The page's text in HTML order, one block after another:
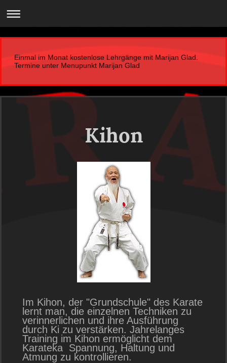
Einmal im Monat kostenlose Lehrgänge mit Marijan Glad.
Termine unter Menupunkt Marijan Glad
Kihon
Im Kihon, der "Grundschule" des Karate
lernt man, die einzelnen Techniken zu
verinnerlichen und ihre Ausführung
durch Ki zu verstärken. Jahrelanges
Training im Kihon ermöglicht dem
Karateka Spannung, Haltung und
Atmung zu kontrollieren.